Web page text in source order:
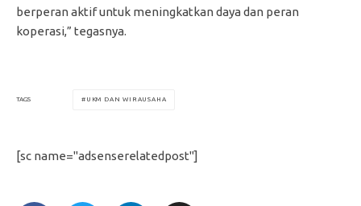
berperan aktif untuk meningkatkan daya dan peran
koperasi,” tegasnya.
TAGS UKM DAN WIRAUSAHA
[sc name="adsenserelatedpost"]